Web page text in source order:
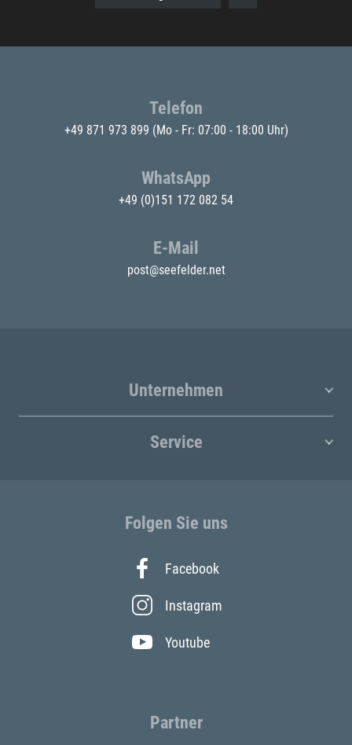
Telefon
+49 871 973 899 (Mo - Fr: 07:00 - 18:00 Uhr)
WhatsApp
+49 (0)151 172 082 54
E-Mail
post@seefelder.net
Unternehmen
Service
Folgen Sie uns
Facebook
Instagram
Youtube
Partner